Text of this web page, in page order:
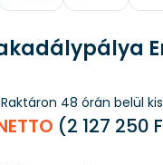
Raktáron 48 órán belül
(2 127 250